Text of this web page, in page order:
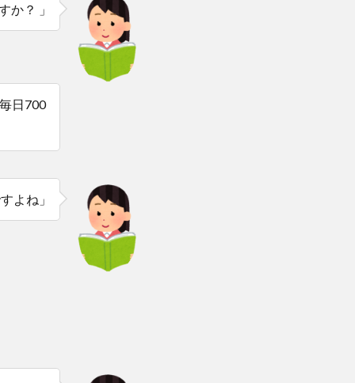
か？ 」
日700
よね」